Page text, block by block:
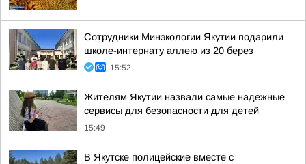
Сотрудники Минэкологии Якутии подарили
школе-интернату аллею из 20 берез
15:52
Жителям Якутии назвали самые надежные
сервисы для безопасности для детей
15:49
В Якутске полицейские вместе с